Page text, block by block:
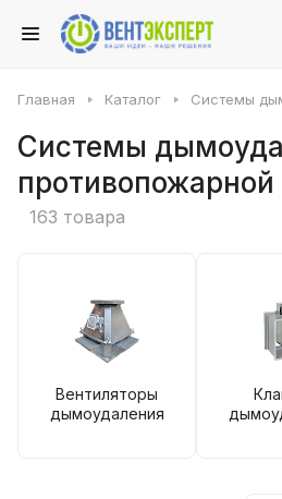
Главная Каталог Системы
Системы
163 товара
Вентиляторы
дымоудаления